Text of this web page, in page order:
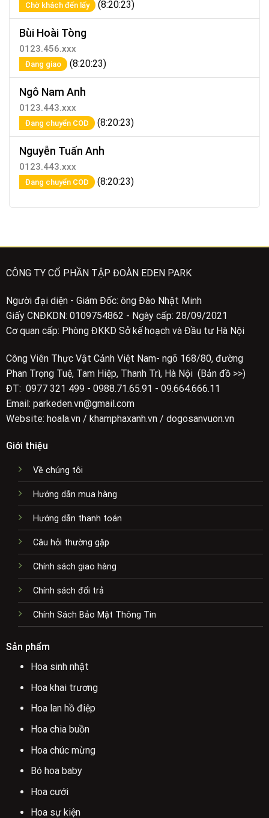
Chờ khách đến lấy (8:20:23)
Bùi Hoài Tòng
0123.456.xxx
Đang giao (8:20:23)
Ngô Nam Anh
0123.443.xxx
Đang chuyển COD (8:20:23)
Nguyễn Tuấn Anh
0123.443.xxx
Đang chuyển COD (8:20:23)
CÔNG TY CỔ PHẦN TẬP ĐOÀN EDEN PARK
Người đại diện - Giám Đốc: ông Đào Nhật Minh
Giấy CNĐKDN: 0109754862 - Ngày cấp: 28/09/2021
Cơ quan cấp: Phòng ĐKKD Sở kế hoạch và Đầu tư Hà Nội
Công Viên Thực Vật Cảnh Việt Nam- ngõ 168/80, đường
Phan Trọng Tuệ, Tam Hiệp, Thanh Trì, Hà Nội (Bản đồ >>)
ĐT: 0977 321 499 - 0988.71.65.91 - 09.664.666.11
Email: parkeden.vn@gmail.com
Website: hoala.vn / khamphaxanh.vn / dogosanvuon.vn
Giới thiệu
Về chúng tôi
Hướng dẫn mua hàng
Hướng dẫn thanh toán
Câu hỏi thường gặp
Chính sách giao hàng
Chính sách đổi trả
Chính Sách Bảo Mật Thông Tin
Sản phẩm
Hoa sinh nhật
Hoa khai trương
Hoa lan hồ điệp
Hoa chia buồn
Hoa chúc mừng
Bó hoa baby
Hoa cưới
Hoa sự kiện